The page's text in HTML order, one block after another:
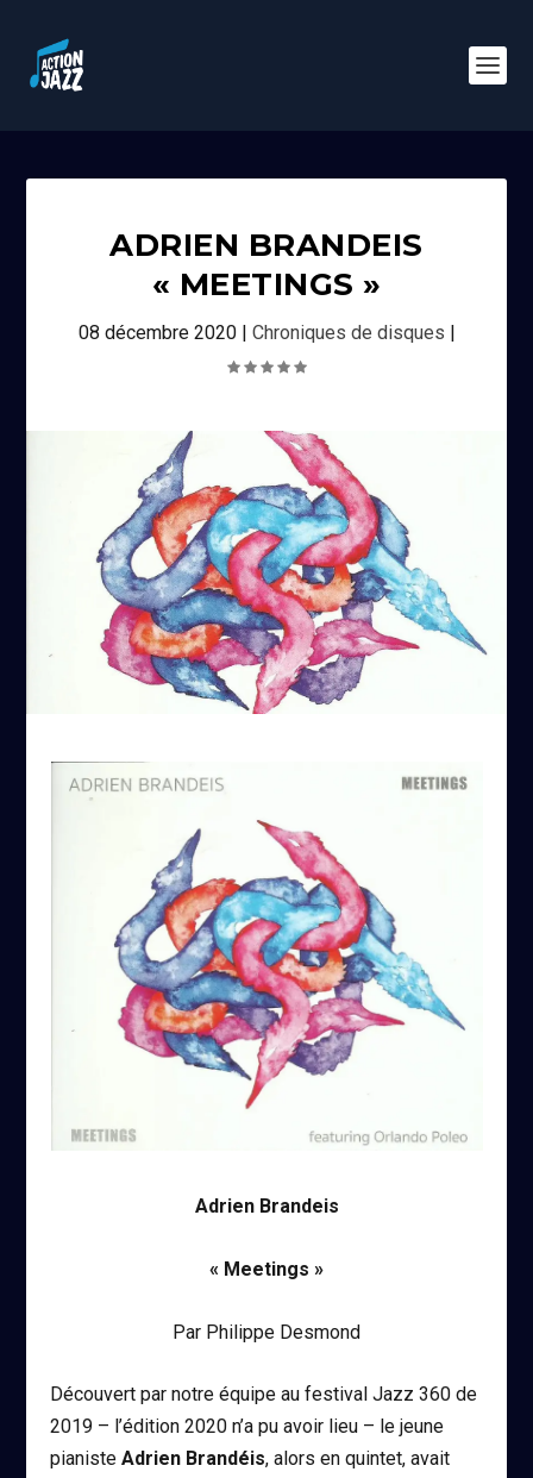
ADRIEN BRANDEIS
« MEETINGS »
08 décembre 2020| Chroniques de disques |
Adrien Brandeis
« Meetings »
Par Philippe Desmond
Découvert par notre équipe au festival Jazz 360 de
2019 – l’édition 2020 n’a pu avoir lieu – le jeune
pianisteAdrien Brandéis, alors en quintet, avait